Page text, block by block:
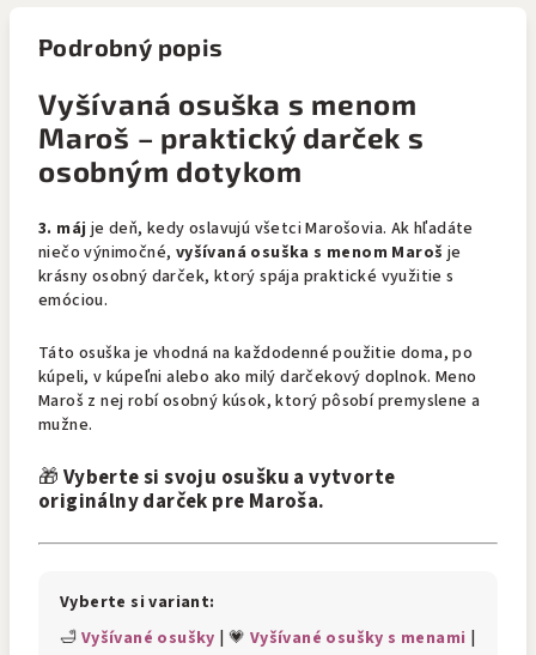
Podrobný popis
Vyšívaná osuška s menom
Maroš – praktický darček s
osobným dotykom
3. máj je deň, kedy oslavujú všetci Marošovia. Ak hľadáte
niečo výnimočné, vyšívaná osuška s menom Maroš je
krásny osobný darček, ktorý spája praktické využitie s
emóciou.
Táto osuška je vhodná na každodenné použitie doma, po
kúpeli, v kúpeľni alebo ako milý darčekový doplnok. Meno
Maroš z nej robí osobný kúsok, ktorý pôsobí premyslene a
mužne.
🎁 Vyberte si svoju osušku a vytvorte
originálny darček pre Maroša.
Vyberte si variant:
🛁 Vyšívané osušky | 💗 Vyšívané osušky s menami